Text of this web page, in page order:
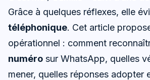
Grâce à quelques réflexes, elle
téléphonique. Cet article
opérationnel : comment
numéro sur WhatsApp, quelles
mener, quelles réponses adopter